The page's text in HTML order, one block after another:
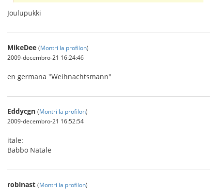
Joulupukki
MikeDee (Montri la profilon)
2009-decembro-21 16:24:46
en germana "Weihnachtsmann"
Eddycgn (Montri la profilon)
2009-decembro-21 16:52:54
itale:
Babbo Natale
robinast (Montri la profilon)